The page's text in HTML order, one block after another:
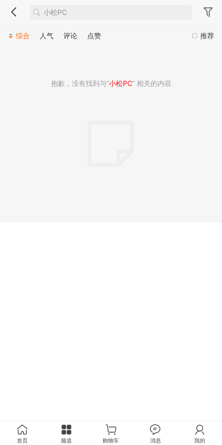
推荐
综合 人气 评论 点赞
抱歉，没有找到与“小松PC” 相关的内容
首页 频道 购物车 消息 我的